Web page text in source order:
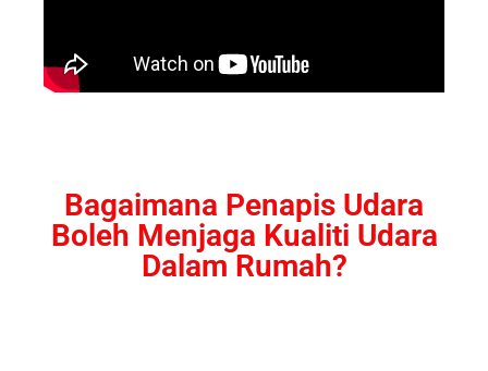
Bagaimana Penapis Udara
Boleh Menjaga Kualiti Udara
Dalam Rumah?